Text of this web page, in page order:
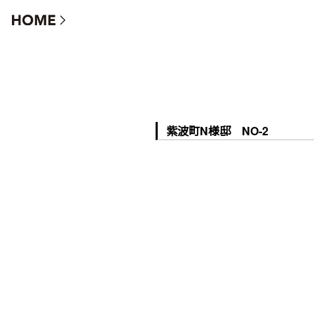
紫波町N様邸 NO-2
紫波町N様邸 NO-2